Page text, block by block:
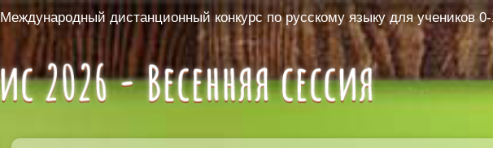
Международный дистанционный конкурс по русскому языку для учеников 0-